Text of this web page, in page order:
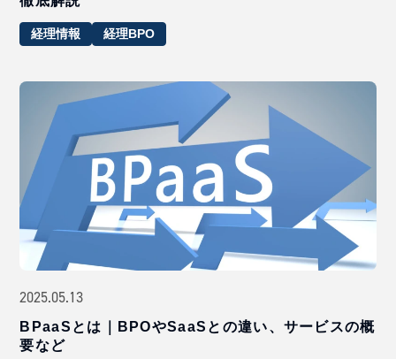
経理情報 経理BPO
2025.05.13
BPaaSとは｜BPOやSaaSとの違い、サービスの概
要など